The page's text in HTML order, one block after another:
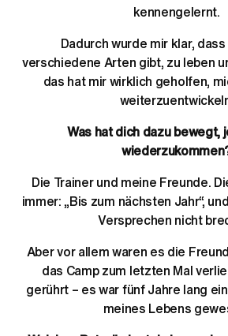
kennengelernt.
Dadurch wurde mir klar,
verschiedene Arten gibt, zu leben
das hat mir wirklich geholfen,
Was hat dich dazu bewegt,
Die Trainer und meine Freunde.
immer: „Bis zum nächsten Jahr“,
Versprechen nicht
Aber vor allem waren es die
das Camp zum letzten Mal
gerührt – es war fünf Jahre lang
meines Lebens